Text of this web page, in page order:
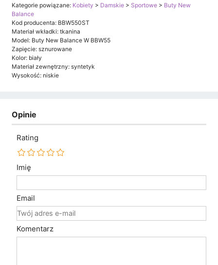
Kategorie powiązane: Kobiety > Damskie > Sportowe > Buty New
Balance
Kod producenta: BBW550ST
Materiał wkładki: tkanina
Model: Buty New Balance W BBW55
Zapięcie: sznurowane
Kolor: biały
Materiał zewnętrzny: syntetyk
Wysokość: niskie
Opinie
Rating
Imię
Email
Komentarz